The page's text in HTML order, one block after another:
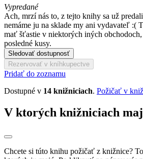
Vypredané
Ach, mrzí nás to, z tejto knihy sa už
nemáme ju na sklade my ani vydavateľ :(
mať šťastie v niektorých iných obchodoch,
posledné kusy.
Sledovať dostupnosť
Rezervovať v kníhkupectve
Pridať do zoznamu
Dostupné v 14 knižniciach. Požičať v
V ktorých knižniciach
Chcete si túto knihu požičať z knižnice?